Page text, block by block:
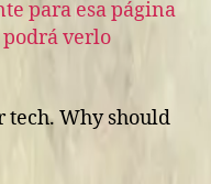
para esa página
verlo
tech. Why should